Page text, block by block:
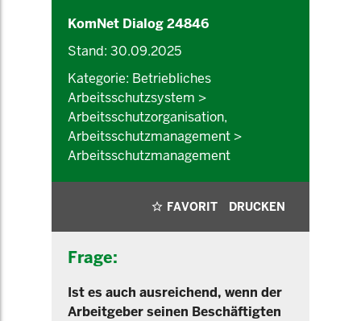
KomNet Dialog 24846
Stand: 30.09.2025
Kategorie: Betriebliches
Arbeitsschutzsystem >
Arbeitsschutzorganisation,
Arbeitsschutzmanagement >
Arbeitsschutzmanagement
FAVORIT DRUCKEN
Frage:
Ist es auch ausreichend, wenn der
Arbeitgeber seinen Beschäftigten